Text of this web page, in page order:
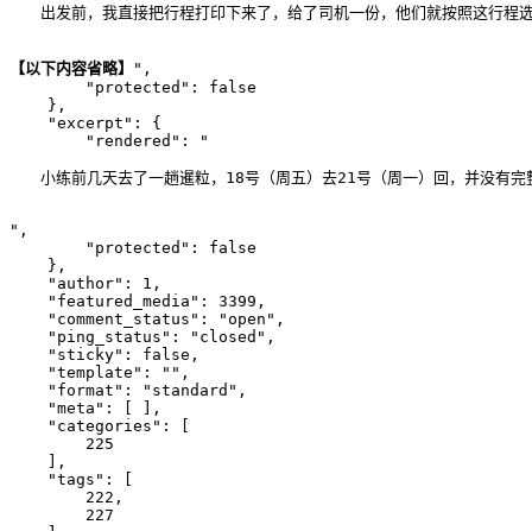
出发前，我直接把行程打印下来了，给了司机一份，他们就按照这行程
【以下内容省略】
",
        "protected": false
    },
    "excerpt": {
        "rendered": "
小练前几天去了一趟暹粒，18号（周五）去21号（周一）回，并没有完